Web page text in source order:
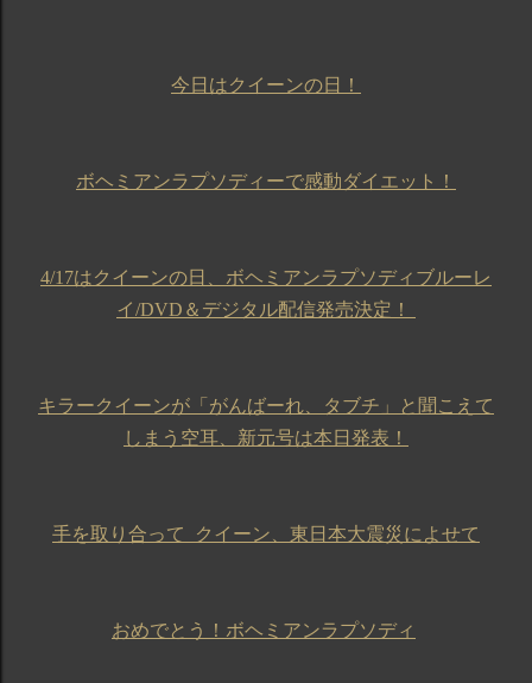
今日はクイーンの日！
ボヘミアンラプソディーで感動ダイエット！
4/17はクイーンの日、ボヘミアンラプソディブルーレ
イ/DVD＆デジタル配信発売決定！
キラークイーンが「がんばーれ、タブチ」と聞こえて
しまう空耳、新元号は本日発表！
手を取り合って_クイーン、東日本大震災によせて
おめでとう！ボヘミアンラプソディ